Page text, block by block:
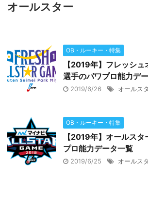
オールスター
OB・ルーキー・特集
【2019年】フレッシ
選手のパワプロ能力デ
2019/6/26 オールス
OB・ルーキー・特集
【2019年】オールス
プロ能力データ一覧
2019/6/25 オールス